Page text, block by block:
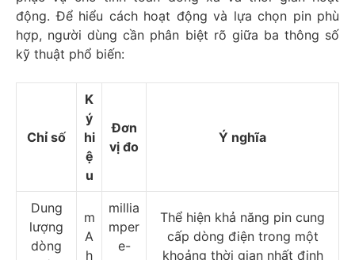
động. Để hiểu cách hoạt động và lựa chọn pin phù
hợp, người dùng cần phân biệt rõ giữa ba thông số
kỹ thuật phổ biến:
Chỉ số
K
ý
hi
ệ
u
Đơn
vị đo
Ý nghĩa
Dung
lượng
dòng
m
A
h
millia
mper
e-
Thể hiện khả năng pin cung
cấp dòng điện trong một
khoảng thời gian nhất định